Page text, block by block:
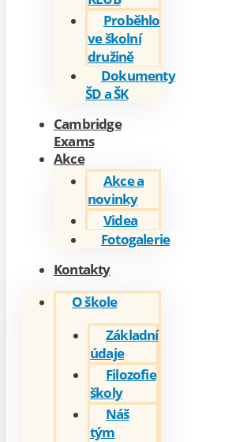
Proběhlo
ve školní
družině
Dokumenty
ŠD a ŠK
Cambridge
Exams
Akce
Akce a
novinky
Videa
Fotogalerie
Kontakty
O škole
Základní
údaje
Filozofie
školy
Náš
tým